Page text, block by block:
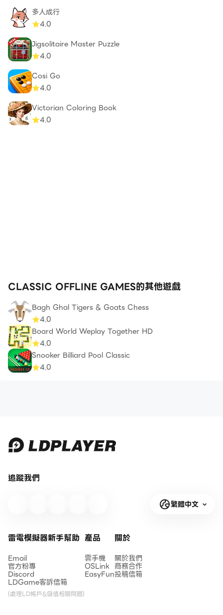
多人成行
4.0
Jigsolitaire Master Puzzle
4.0
Cosi Go
4.0
Victorian Coloring Book
4.0
CLASSIC OFFLINE GAMES的其他遊戲
Bagh Ghal Tigers & Goats Chess
4.0
Board World Weplay Together HD
4.0
Snooker Billiard Pool Classic
4.0
追蹤我們
繁體中文
雷電模擬器新手幫助
Email
官方粉專
Discord
LDGame客訴信箱
(處理LD帳戶&儲值相關問題)
產品
雲手機
OSLink
EasyFun
關於
關於我們
商務合作
投稿信箱